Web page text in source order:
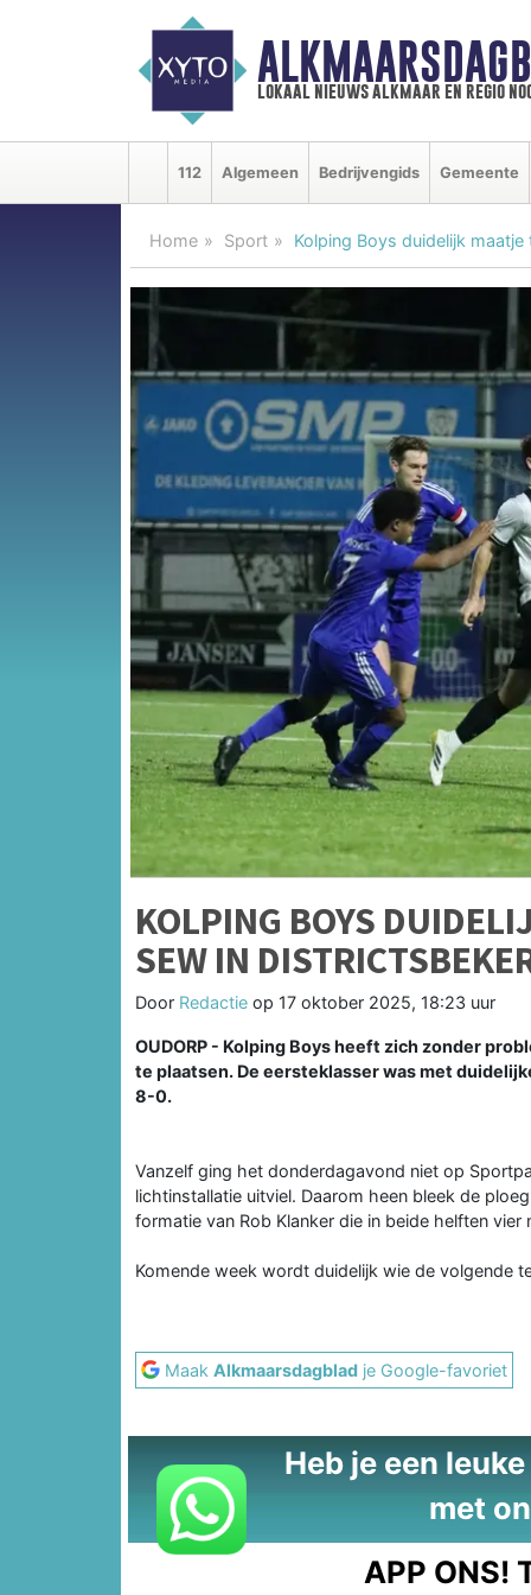
lokaal nieuws alkmaar en regio
112 Algemeen Bedrijvengids Gemeente
Home Sport Kolping Boys duidelijk
KOLPING BOYS
SEW IN
Door Redactie op 17 oktober 2025, 18:23 uur
OUDORP - Kolping Boys heeft zich zonder
te plaatsen. De eersteklasser was met
8-0.
Vanzelf ging het donderdagavond niet op
lichtinstallatie uitviel. Daarom heen bleek de
formatie van Rob Klanker die in beide helften
Komende week wordt duidelijk wie de volgende
Maak Alkmaarsdagblad je Google-favoriet
Heb je een
met
APP ONS!